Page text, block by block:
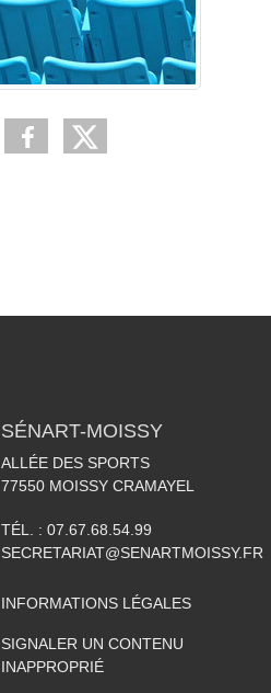
SÉNART-MOISSY
ALLÉE DES SPORTS
77550 MOISSY CRAMAYEL
TÉL. : 07.67.68.54.99
SECRETARIAT@SENARTMOISSY.FR
INFORMATIONS LÉGALES
SIGNALER UN CONTENU
INAPPROPRIÉ